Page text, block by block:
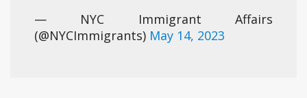
— NYC Immigrant Affairs
(@NYCImmigrants) May 14, 2023